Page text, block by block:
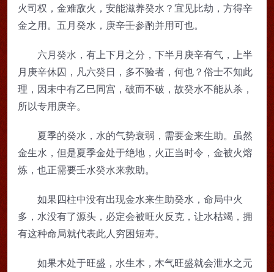
火司权，金难敌火，安能滋养癸水？宜见比劫，方得辛
金之用。五月癸水，庚辛壬参酌并用可也。
六月癸水，有上下月之分，下半月庚辛有气，上半
月庚辛休囚，凡六癸日，多不验者，何也？俗士不知此
理，因未中有乙巳同宫，破而不破，故癸水不能从杀，
所以专用庚辛。
夏季的癸水，水的气势衰弱，需要金来生助。虽然
金生水，但是夏季金处于绝地，火正当时令，金被火熔
炼，也正需要壬水癸水来救助。
如果四柱中没有出现金水来生助癸水，命局中火
多，水没有了源头，必定会被旺火反克，让水枯竭，拥
有这种命局就代表此人穷困短寿。
如果木处于旺盛，水生木，木气旺盛就会泄水之元